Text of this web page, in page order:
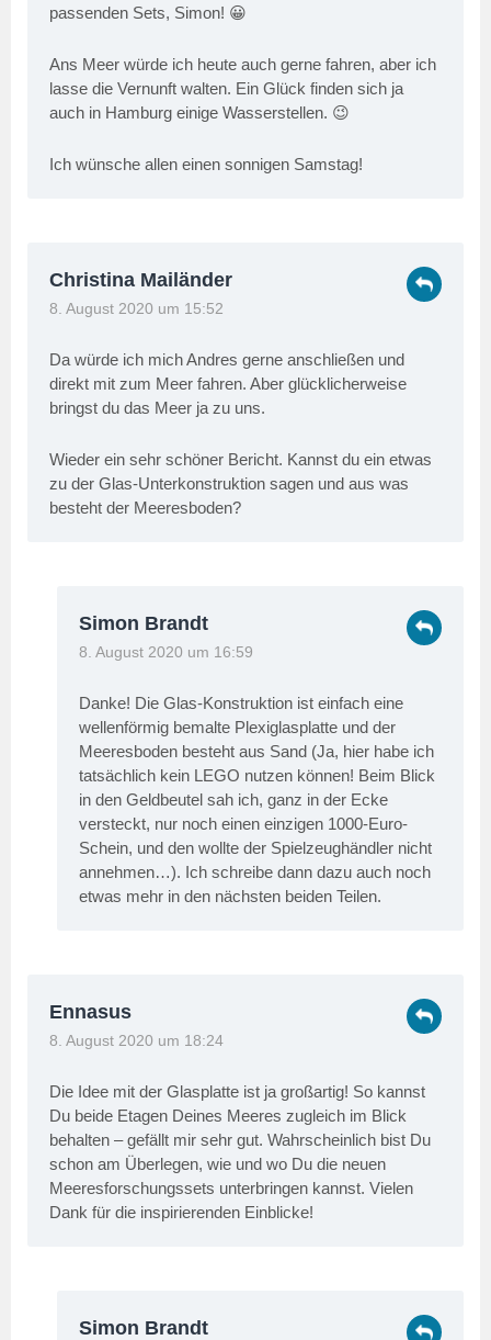
passenden Sets, Simon! 😀
Ans Meer würde ich heute auch gerne fahren, aber ich
lasse die Vernunft walten. Ein Glück finden sich ja
auch in Hamburg einige Wasserstellen. 😉
Ich wünsche allen einen sonnigen Samstag!
Christina Mailänder
8. August 2020 um 15:52
Da würde ich mich Andres gerne anschließen und
direkt mit zum Meer fahren. Aber glücklicherweise
bringst du das Meer ja zu uns.
Wieder ein sehr schöner Bericht. Kannst du ein etwas
zu der Glas-Unterkonstruktion sagen und aus was
besteht der Meeresboden?
Simon Brandt
8. August 2020 um 16:59
Danke! Die Glas-Konstruktion ist einfach eine
wellenförmig bemalte Plexiglasplatte und der
Meeresboden besteht aus Sand (Ja, hier habe ich
tatsächlich kein LEGO nutzen können! Beim Blick
in den Geldbeutel sah ich, ganz in der Ecke
versteckt, nur noch einen einzigen 1000-Euro-
Schein, und den wollte der Spielzeughändler nicht
annehmen…). Ich schreibe dann dazu auch noch
etwas mehr in den nächsten beiden Teilen.
Ennasus
8. August 2020 um 18:24
Die Idee mit der Glasplatte ist ja großartig! So kannst
Du beide Etagen Deines Meeres zugleich im Blick
behalten – gefällt mir sehr gut. Wahrscheinlich bist Du
schon am Überlegen, wie und wo Du die neuen
Meeresforschungssets unterbringen kannst. Vielen
Dank für die inspirierenden Einblicke!
Simon Brandt